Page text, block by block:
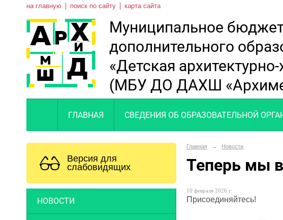
на главную поиск по сайту карта сайта
Муниципальное
дополнительного
«Детская
(МБУ ДО ДАХШ
ГЛАВНАЯ СВЕДЕНИЯ ОБ ОБРАЗОВАТЕЛЬНОЙ
Версия для
слабовидящих
НОВОСТИ
Главная → Новости
Теперь мы
10 февраля 2026 г.
Присоединяйтесь!